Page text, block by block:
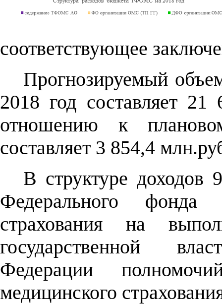
соответствующее
Прогнозируемый
2018 год составляет
отношению к
составляет 3 854,4
В структуре доходов
Федерального фонда
страхования на
государственной
Федерации
медицинского